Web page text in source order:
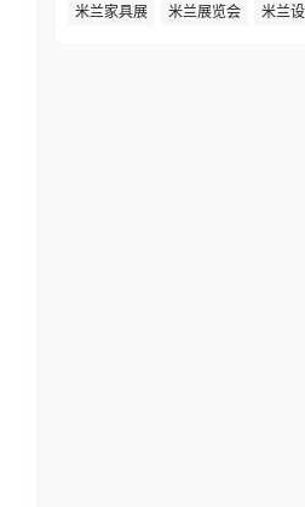
米兰家具展
米兰展览会 米兰